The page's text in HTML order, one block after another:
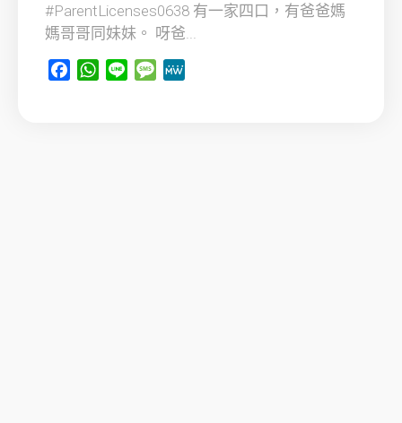
#ParentLicenses0638 有一家四口，有爸爸媽
媽哥哥同妹妹。 呀爸...
FacebookWhatsApp
Line Message